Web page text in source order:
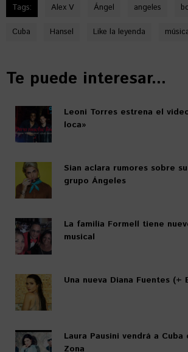
Tags: Alex V Ángel angeles
Cuba Hansel Like la leyenda
Te puede interesar...
Leoni Torres estrena el
loca»
Sian aclara rumores sobre
grupo Ángeles
La familia Formell tiene
musical
Una nueva Diana Fuentes (+
Laura Pausini vendrá a
Zona